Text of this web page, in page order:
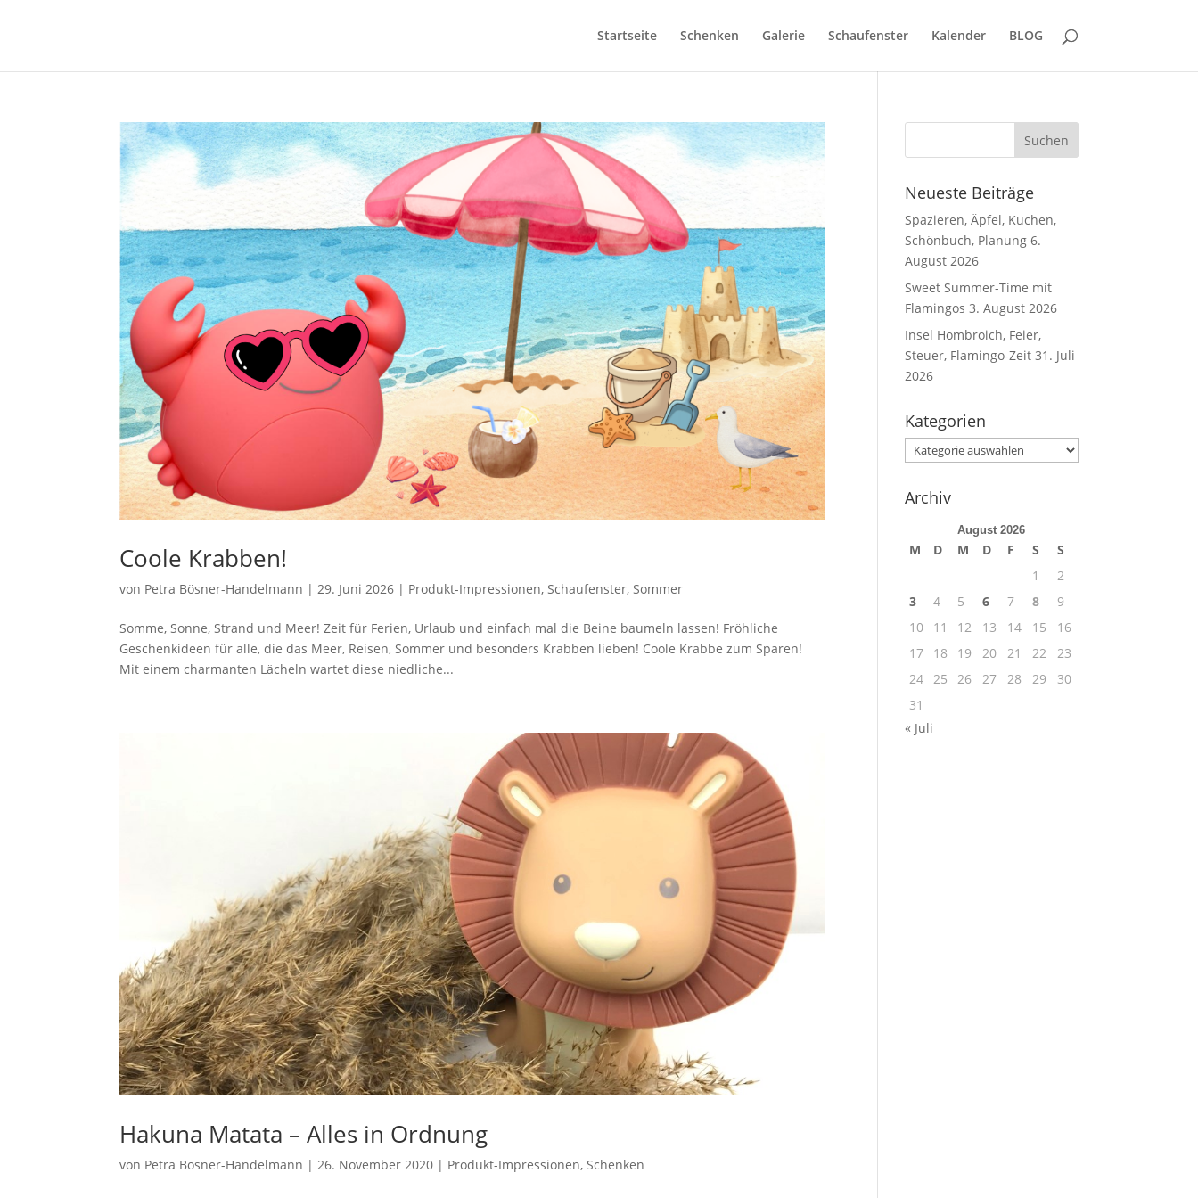
Startseite Schenken Galerie Schaufenster Kalender BLOG
Coole Krabben!
von Petra Bösner-Handelmann | 29. Juni 2026 | Produkt-Impressionen, Schaufenster, Sommer
Somme, Sonne, Strand und Meer! Zeit für Ferien, Urlaub und einfach mal die Beine baumeln lassen! Fröhliche
Geschenkideen für alle, die das Meer, Reisen, Sommer und besonders Krabben lieben! Coole Krabbe zum Sparen!
Mit einem charmanten Lächeln wartet diese niedliche...
Hakuna Matata – Alles in Ordnung
von Petra Bösner-Handelmann |26. November 2020 | Produkt-Impressionen,Schenken
Neueste Beiträge
Spazieren, Äpfel, Kuchen,
Schönbuch, Planung 6.
August 2026
Sweet Summer-Time mit
Flamingos 3. August 2026
Insel Hombroich, Feier,
Steuer, Flamingo-Zeit 31. Juli
2026
Kategorien
Kategorien
Archiv
August 2026
M D M D F S
S
1
2
3
4 5 6 7 8
9
10
11 12 13 14 15
16
17
18 19 20 21 22
23
24 25 26 27 28 29
30
31
« Juli